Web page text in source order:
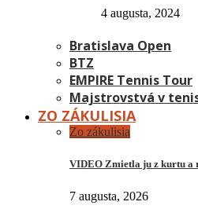
4 augusta, 2024
Bratislava Open
BTZ
EMPIRE Tennis Tour
Majstrovstvá v
ZO ZÁKULISIA
Zo zákulisia
VIDEO Zmietla ju z kurtu
7 augusta, 2026